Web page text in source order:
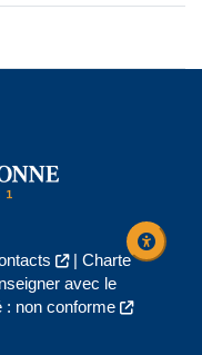
| Charte
avec le
: non conforme